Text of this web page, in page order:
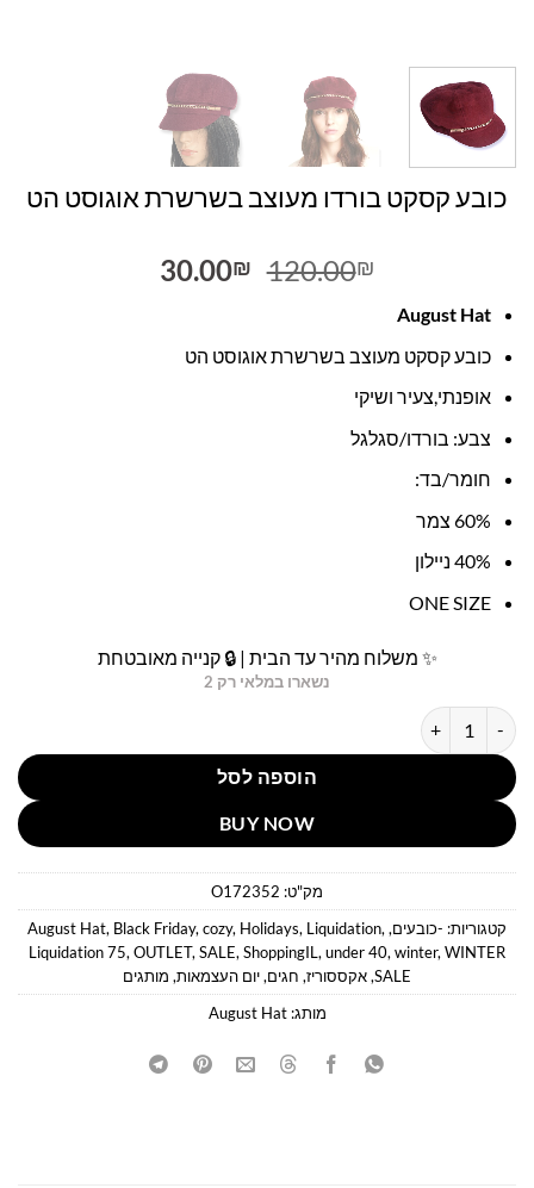
כובע קסקט בורדו מעוצב בשרשרת אוגוסט הט
120.00₪
המחיר
120.00₪.
30.00₪
המחיר
August Hat
כובע קסקט מעוצב בשרשרת אוגוסט הט
אופנתי,צעיר ושיקי
צבע: בורדו/סגלגל
חומר/בד:
60% צמר
40% ניילון
ONE SIZE
✨ משלוח מהיר עד הבית | 🔒 קנייה מאובטחת
נשארו במלאי רק 2
כמות של כובע קסקט בורדו מעוצב בשרשרת אוגוסט הט
הוספה לסל
BUY NOW
מק"ט: O172352
קטגוריות: -כובעים,
August Hat, Black Friday, cozy, Holidays, Liquidation,
Liquidation 75, OUTLET, SALE, ShoppingIL, under 40, winter, WINTER
SALE
,אקססוריז, חגים,יום העצמאות, מותגים
מותג:August Hat